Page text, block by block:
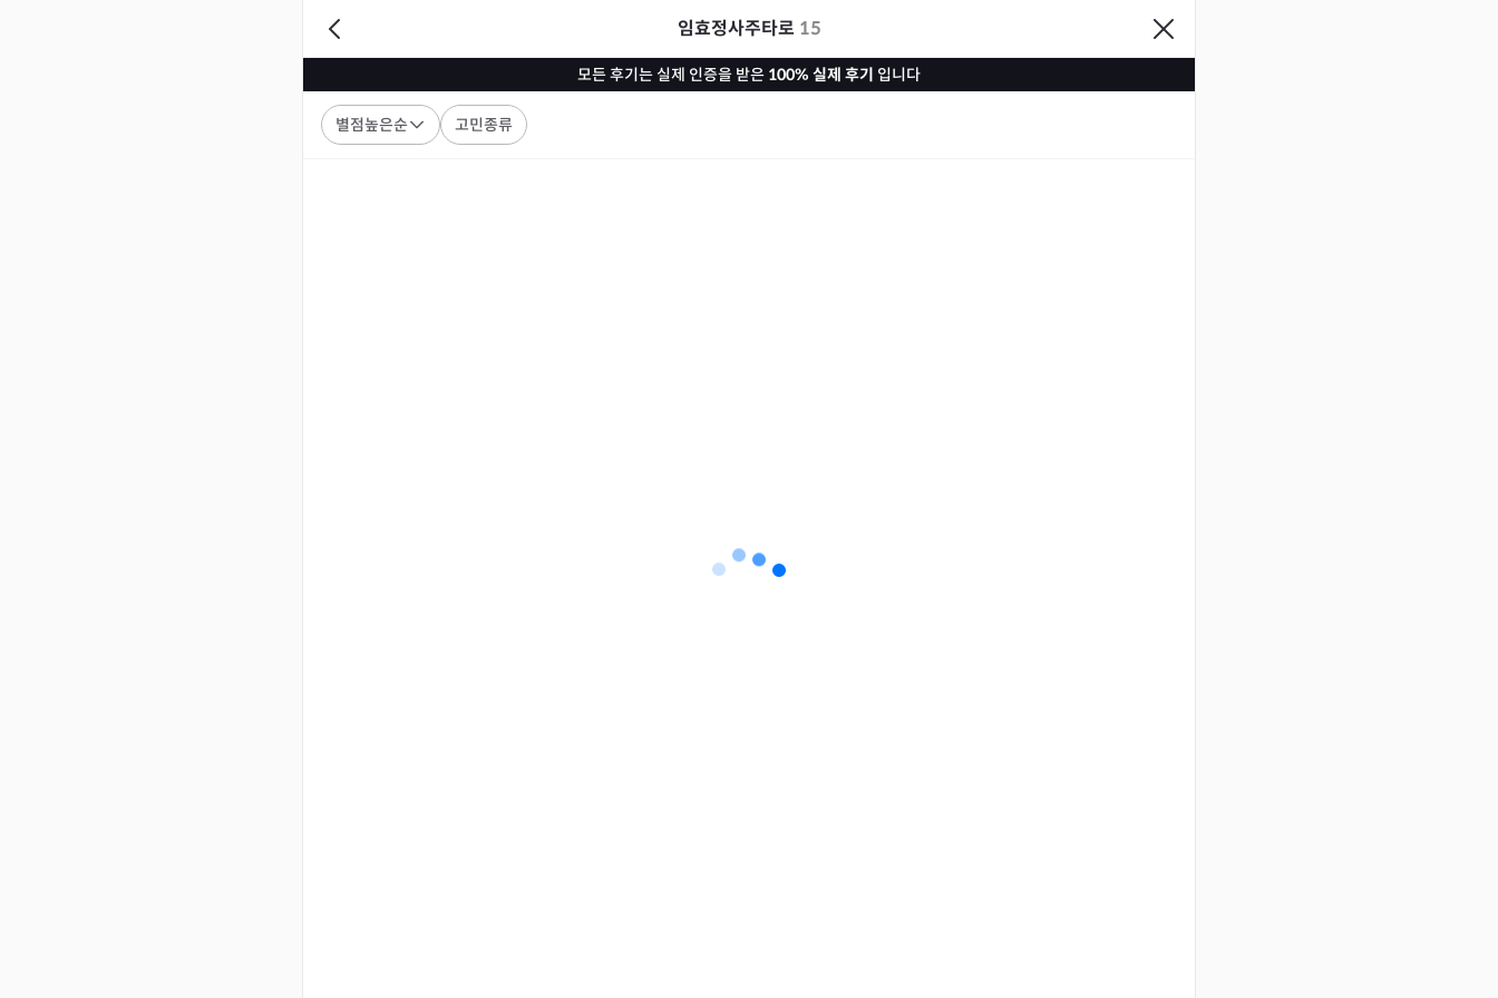
임효정사주타로 15
모든 후기는 실제 인증을 받은 100% 실제 후기 입니다
별점높은순 고민종류